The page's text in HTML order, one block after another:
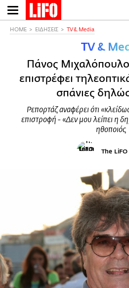
Παράκαμψη
προς
HOME ΕΙΔΗΣΕΙΣ TV & Media
TV &
Πάνος
επιστρέφει
σπάνιες
Ρεπορτάζ αναφέρει ότι
επιστροφή - «Δεν μου λείπει η
ηθοποιός
The